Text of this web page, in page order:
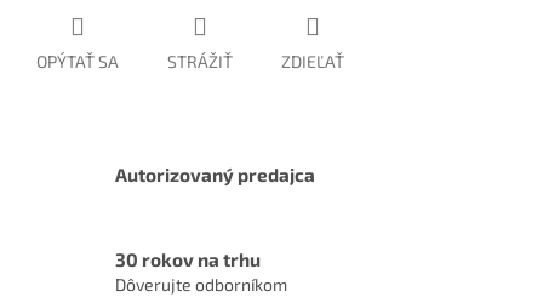
OPÝTAŤ SA STRÁŽIŤ ZDIEĽAŤ
Autorizovaný predajca
30 rokov na trhu
Dôverujte odborníkom